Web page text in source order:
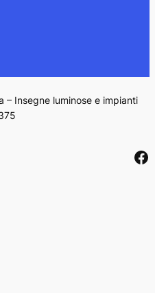
Insegne luminose e impianti
Facebook